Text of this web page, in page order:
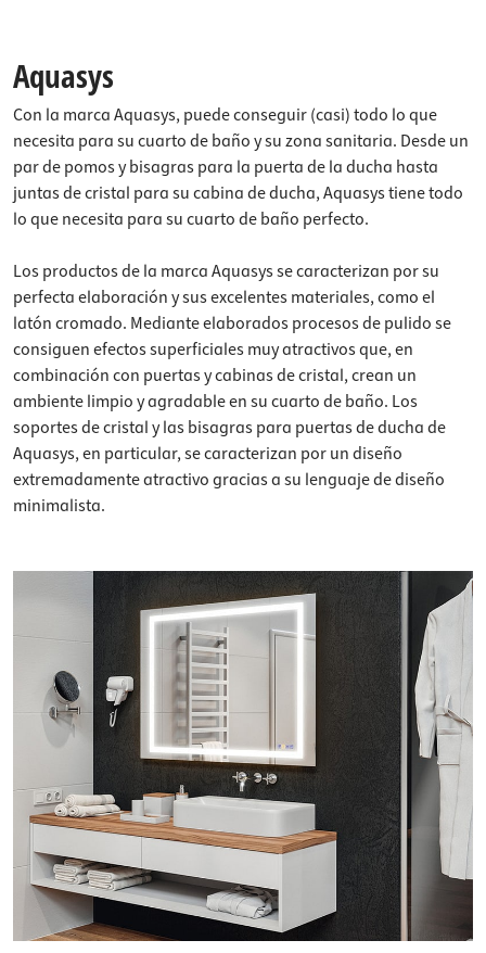
Aquasys
Con la marca Aquasys, puede conseguir (casi) todo lo que
necesita para su cuarto de baño y su zona sanitaria. Desde un
par de pomos y bisagras para la puerta de la ducha hasta
juntas de cristal para su cabina de ducha, Aquasys tiene todo
lo que necesita para su cuarto de baño perfecto.
Los productos de la marca Aquasys se caracterizan por su
perfecta elaboración y sus excelentes materiales, como el
latón cromado. Mediante elaborados procesos de pulido se
consiguen efectos superficiales muy atractivos que, en
combinación con puertas y cabinas de cristal, crean un
ambiente limpio y agradable en su cuarto de baño. Los
soportes de cristal y las bisagras para puertas de ducha de
Aquasys, en particular, se caracterizan por un diseño
extremadamente atractivo gracias a su lenguaje de diseño
minimalista.